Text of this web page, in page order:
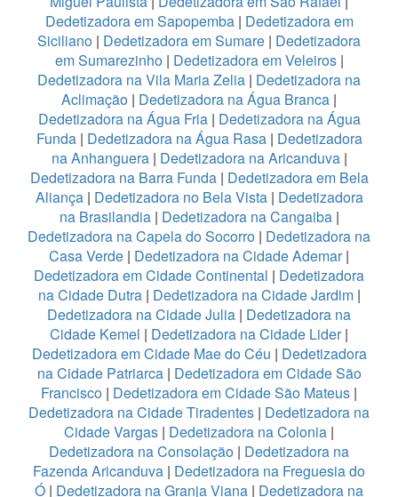
Dedetizadora em Sapopemba | Dedetizadora em
Siciliano | Dedetizadora em Sumare | Dedetizadora
em Sumarezinho| Dedetizadora em Veleiros|
Dedetizadora na Vila Maria Zelia | Dedetizadora na
Aclimação | Dedetizadora na Água Branca |
Dedetizadora na Água Fria| Dedetizadora na Água
Funda| Dedetizadora na Água Rasa | Dedetizadora
na Anhanguera| Dedetizadora na Aricanduva|
Dedetizadora na Barra Funda | Dedetizadora em Bela
Aliança | Dedetizadora no Bela Vista| Dedetizadora
na Brasilandia| Dedetizadora na Cangaiba|
Dedetizadora na Capela do Socorro | Dedetizadora na
Casa Verde | Dedetizadora na Cidade Ademar|
Dedetizadora em Cidade Continental | Dedetizadora
na Cidade Dutra | Dedetizadora na Cidade Jardim|
Dedetizadora na Cidade Julia | Dedetizadora na
Cidade Kemel | Dedetizadora na Cidade Lider|
Dedetizadora em Cidade Mae do Céu | Dedetizadora
na Cidade Patriarca| Dedetizadora em Cidade São
Francisco | Dedetizadora em Cidade São Mateus |
Dedetizadora na Cidade Tiradentes | Dedetizadora na
Cidade Vargas | Dedetizadora na Colonia |
Dedetizadora na Consolação | Dedetizadora na
Fazenda Aricanduva | Dedetizadora na Freguesia do
Ó | Dedetizadora na Granja Viana | Dedetizadora na